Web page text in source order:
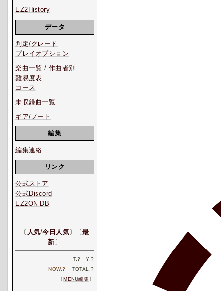
EZ2History
データ
判定/グレード
プレイオプション
楽曲一覧 / 作曲者別
難易度表
コース
未収録曲一覧
ギア/ノート
編集
編集連絡
リンク
公式ストア
公式Discord
EZ2ON DB
〔 人気/今日人気〕〔最
新 〕
T.? Y.?
NOW.? TOTAL.?
〔 MENU編集〕